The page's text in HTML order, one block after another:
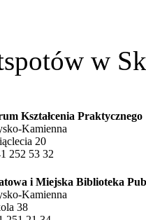
w
Kształcenia Praktycznego
Kamienna
20
252 53 32
i Miejska Biblioteka
Kamienna
38